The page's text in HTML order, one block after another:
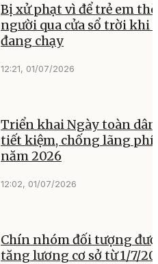
Bị xử phạt vì để trẻ em thò
người qua cửa sổ trời khi
đang chạy
12:21, 01/07/2026
Triển khai Ngày toàn dân
tiết kiệm, chống lãng phí
năm 2026
12:02, 01/07/2026
Chín nhóm đối tượng
tăng lương cơ sở từ 1/7/